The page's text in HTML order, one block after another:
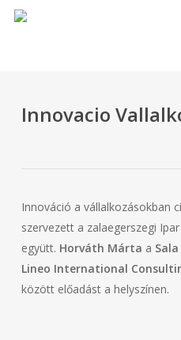
Skip
Innovacio
Innováció a vállalkozásokban
szervezett a zalaegerszegi
együtt. Horváth Márta a
Lineo International
között előadást a helyszínen.